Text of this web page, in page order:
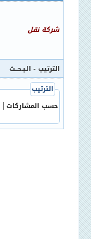
شركة نقل
الترتيب- الـبـحــث
الترتيب
حسب المشاركات|